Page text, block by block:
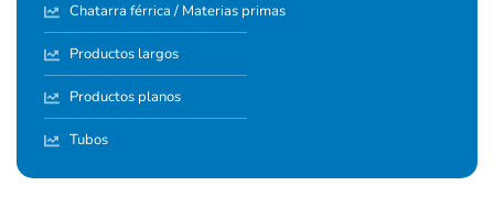
Chatarra férrica / Materias primas
Productos largos
Productos planos
Tubos